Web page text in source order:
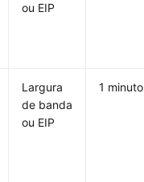
ou EIP
Largura
de banda
ou EIP
1 minuto